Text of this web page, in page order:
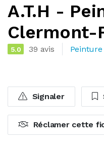
A.T.H -
Clermont-
5.0 39 avis Peinture
Signaler
Réclamer cette